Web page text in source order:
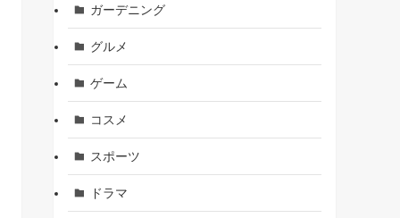
ガーデニング
グルメ
ゲーム
コスメ
スポーツ
ドラマ